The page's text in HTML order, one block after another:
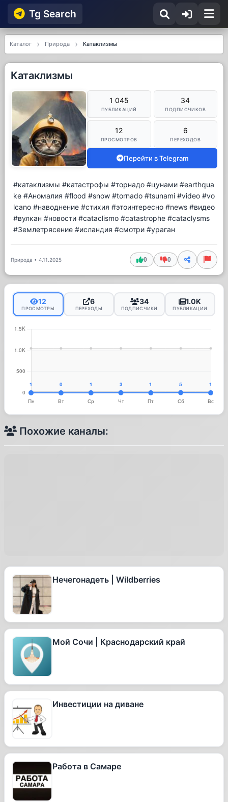
Tg Searсh
Каталог Природа Катаклизмы
Катаклизмы
1 045
ПУБЛИКАЦИЙ
34
ПОДПИСЧИКОВ
12
ПРОСМОТРОВ
6
ПЕРЕХОДОВ
Перейти в Telegram
#катаклизмы #катастрофы #торнадо #цунами #earthqua
ke #Аномалия #flood #snow #tornado #tsunami #video #vo
lcano #наводнение #стихия #этоинтересно #news #видео
#вулкан #новости #cataclismo #catastrophe #cataclysms
#Землетрясение #исландия #смотри #ураган
Природа • 4.11.2025 0 0
12
ПРОСМОТРЫ
6
ПЕРЕХОДЫ
34
ПОДПИСЧИКИ
1.0K
ПУБЛИКАЦИИ
Похожие каналы:
Нечегонадеть | Wildberries
Мой Сочи | Краснодарский край
Инвестиции на диване
Работа в Самаре